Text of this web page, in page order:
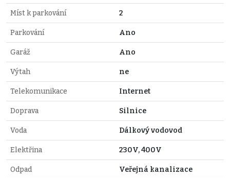
Míst k parkování 2
Parkování Ano
Garáž Ano
Výtah ne
Telekomunikace Internet
Doprava Silnice
Voda Dálkový vodovod
Elektřina 230V, 400V
Odpad Veřejná kanalizace